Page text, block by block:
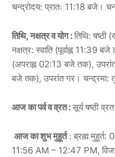
चन्द्रोदय: प्रातः 11:18 बजे।
तिथि, नक्षत्र व योग :तिथि: षष्ठी
नक्षत्र: स्वाति (पूर्वाह्न 11:39
(अपराह्न 02:13 बजे तक),
बजे तक), उपरांत गर। चन्द्रमा:
आज का पर्व व व्रत :सूर्य षष्ठी व्रत
आज का शुभ मुहूर्त: ब्रह्म मुहूर्त:
11:56 AM – 12:47 PM,